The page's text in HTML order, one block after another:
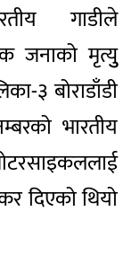
गाडीले
जनाको मृत्युु
३ बोराडाँडी
भारतीय
दिएको थियो